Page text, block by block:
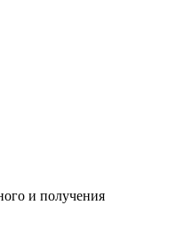
и получения